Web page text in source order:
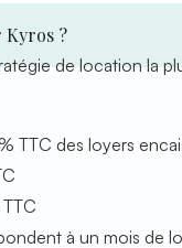
Kyros ?
de location la
TTC des loyers
à un mois de